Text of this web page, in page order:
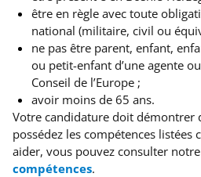
être en règle avec toute
national (militaire, civil ou
ne pas être parent, enfant,
ou petit-enfant d’une agente
Conseil de l’Europe ;
avoir moins de 65 ans.
Votre candidature doit démontrer
possédez les compétences listées
aider, vous pouvez consulter notre
compétences.